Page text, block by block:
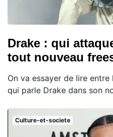
Drake : qui
tout nouveau
On va essayer de lire
qui parle Drake dans son
Culture-et-societe